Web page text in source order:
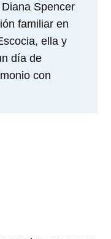
Spencer
familiar en
ella y
día de
con